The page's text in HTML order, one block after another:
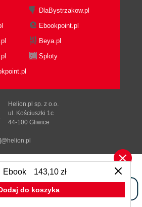
Ebook 143,10 zł
do koszyka
DlaBystrzakow.pl
Ebookpoint.pl
Beya.pl
Sploty
Helion.pl sp. z o.o.
ul. Kościuszki 1c
44-100 Gliwice